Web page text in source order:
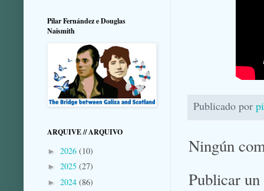
Publicado por
Ningún
Publicar
Pilar Fernández e Douglas
Naismith
ARQUIVE // ARQUIVO
► 2026 (10)
► 2025 (27)
► 2024 (86)